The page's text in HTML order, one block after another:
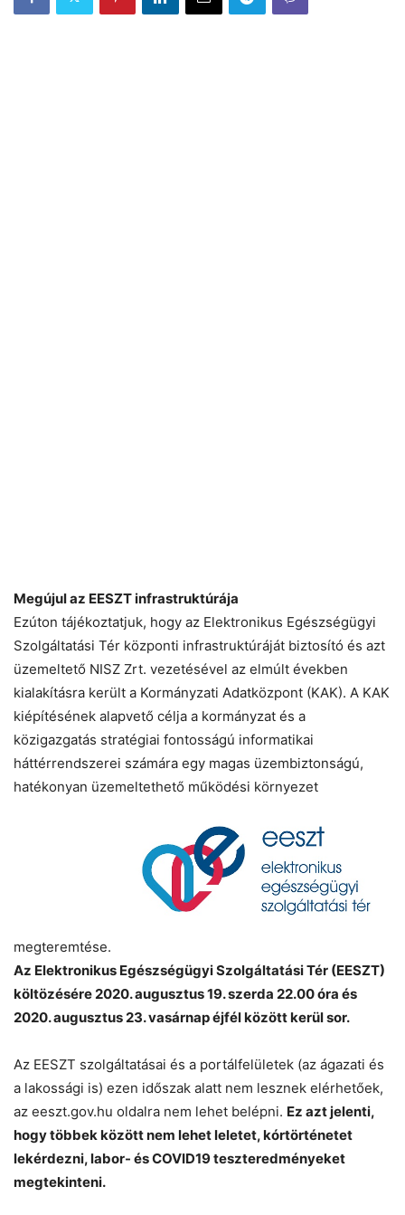
Megújul az EESZT infrastruktúrája
Ezúton tájékoztatjuk, hogy az Elektronikus Egészségügyi
Szolgáltatási Tér központi infrastruktúráját biztosító és azt
üzemeltető NISZ Zrt. vezetésével az elmúlt években
kialakításra került a Kormányzati Adatközpont (KAK). A KAK
kiépítésének alapvető célja a kormányzat és a
közigazgatás stratégiai fontosságú informatikai
háttérrendszerei számára egy magas üzembiztonságú,
hatékonyan üzemeltethető működési környezet
megteremtése.
Az Elektronikus Egészségügyi Szolgáltatási Tér (EESZT)
költözésére 2020. augusztus 19. szerda 22.00 óra és
2020. augusztus 23. vasárnap éjfél között kerül sor.
Az EESZT szolgáltatásai és a portálfelületek (az ágazati és
a lakossági is) ezen időszak alatt nem lesznek elérhetőek,
az eeszt.gov.hu oldalra nem lehet belépni. Ez azt jelenti,
hogy többek között nem lehet leletet, kórtörténetet
lekérdezni, labor- és COVID19 teszteredményeket
megtekinteni.